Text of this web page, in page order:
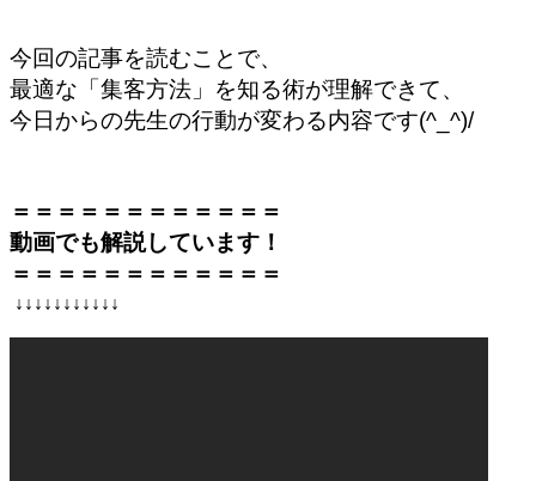
今回の記事を読むことで、
最適な「集客方法」を知る術が理解できて、
今日からの先生の行動が変わる内容です(^_^)/
＝＝＝＝＝＝＝＝＝＝＝＝
動画でも解説しています！
＝＝＝＝＝＝＝＝＝＝＝＝
↓↓↓↓↓↓↓↓↓↓↓